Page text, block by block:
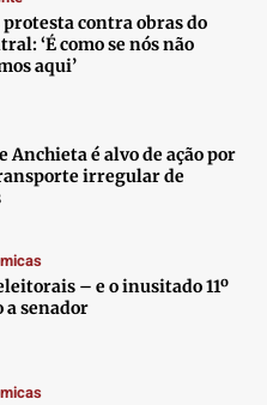
contra obras do
‘É como se nós não
aqui’
Anchieta é alvo de ação por
irregular de
– e o inusitado 11º
a senador